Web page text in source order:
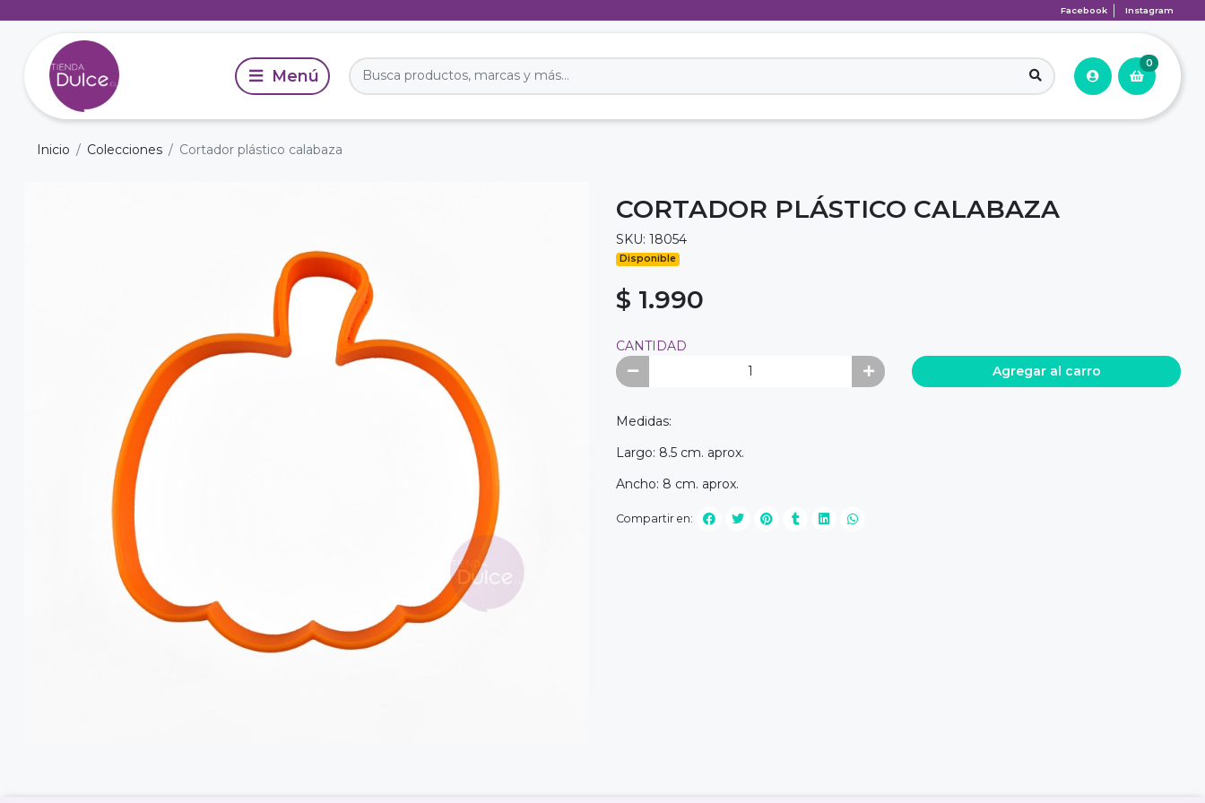
Facebook Instagram
0
Inicio Colecciones Cortador plástico calabaza
CORTADOR PLÁSTICO CALABAZA
SKU: 18054
Disponible
$ 1.990
CANTIDAD
Agregar al carro
Medidas:
Largo: 8.5 cm. aprox.
Ancho: 8 cm. aprox.
Compartir en: